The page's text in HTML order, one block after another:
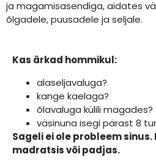
ja magamisasendiga, aidates
õlgadele, puusadele ja seljale.
Kas ärkad hommikul:
alaseljavaluga?
kange kaelaga?
õlavaluga külili magades?
väsinuna isegi pärast 8
Sageli ei ole probleem sinus.
madratsis või padjas.